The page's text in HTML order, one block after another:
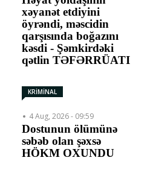
xəyanət etdiyini
öyrəndi, məscidin
qarşısında boğazını
kəsdi - Şəmkirdəki
qətlin TƏFƏRRÜATI
KRİMİNAL
4 Aug, 2026 - 09:59
Dostunun ölümünə
səbəb olan şəxsə
HÖKM OXUNDU